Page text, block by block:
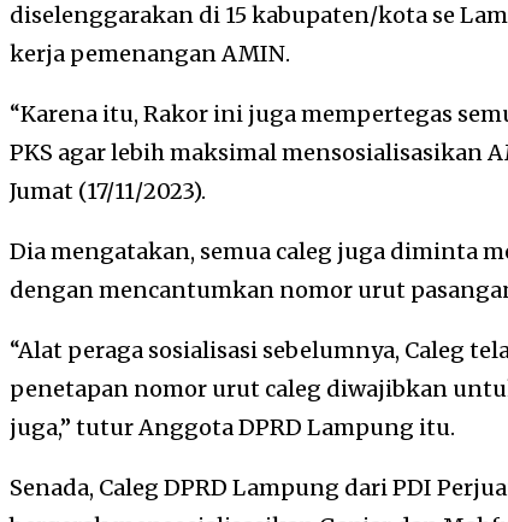
diselenggarakan di 15 kabupaten/kota se
kerja pemenangan AMIN.
“Karena itu, Rakor ini juga mempertegas
PKS agar lebih maksimal mensosialisasikan
Jumat (17/11/2023).
Dia mengatakan, semua caleg juga diminta
dengan mencantumkan nomor urut
“Alat peraga sosialisasi sebelumnya, Caleg
penetapan nomor urut caleg diwajibkan
juga,” tutur Anggota DPRD Lampung itu.
Senada, Caleg DPRD Lampung dari PDI